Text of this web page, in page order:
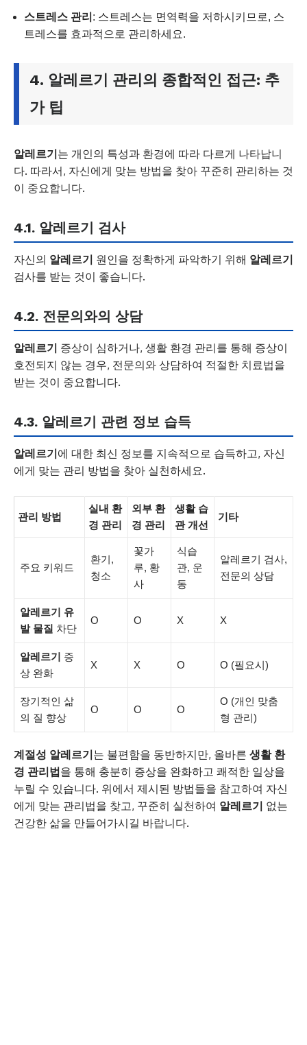
스트레스 관리 : 스트레스는 면역력을 저하시키므로, 스
트레스를 효과적으로 관리하세요.
4. 알레르기
관리의 종합적인 접근: 추
가 팁
알레르기는 개인의 특성과 환경에 따라 다르게 나타납니
다. 따라서, 자신에게 맞는 방법을 찾아 꾸준히 관리하는 것
이 중요합니다.
4.1. 알레르기 검사
자신의 알레르기 원인을 정확하게 파악하기 위해 알레르기
검사를 받는 것이 좋습니다.
4.2. 전문의와의 상담
알레르기 증상이 심하거나, 생활 환경 관리를 통해 증상이
호전되지 않는 경우, 전문의와 상담하여 적절한 치료법을
받는 것이 중요합니다.
4.3. 알레르기 관련 정보 습득
알레르기에 대한 최신 정보를 지속적으로 습득하고, 자신
에게 맞는 관리 방법을 찾아 실천하세요.
관리 방법
실내 환
경 관리
외부 환
경 관리
생활 습
관 개선
기타
주요 키워드
환기,
청소
꽃가
루, 황
사
식습
관, 운
동
알레르기 검사,
전문의 상담
알레르기 유
발 물질 차단
O O X X
알레르기 증
상 완화
X X O O (필요시)
장기적인 삶
의 질 향상
O O O
O (개인 맞춤
형 관리)
계절성 알레르기는 불편함을 동반하지만, 올바른 생활 환
경 관리법을 통해 충분히 증상을 완화하고 쾌적한 일상을
누릴 수 있습니다. 위에서 제시된 방법들을 참고하여 자신
에게 맞는 관리법을 찾고, 꾸준히 실천하여 알레르기 없는
건강한 삶을 만들어가시길 바랍니다.